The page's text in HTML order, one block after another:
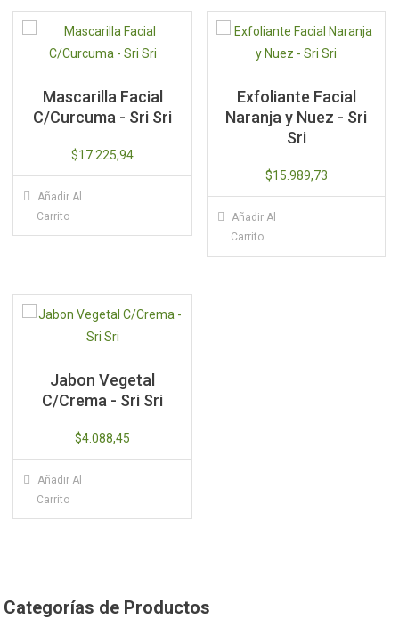
Mascarilla Facial
C/Curcuma - Sri Sri
$17.225,94
Añadir Al
Carrito
Exfoliante Facial
Naranja y Nuez - Sri
Sri
$15.989,73
Añadir Al
Carrito
Jabon Vegetal
C/Crema - Sri Sri
$4.088,45
Añadir Al
Carrito
Categorías de Productos